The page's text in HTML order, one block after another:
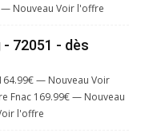
Nouveau Voir l'offre
72051 - dès
— Nouveau Voir
Fnac 169.99€ — Nouveau
l'offre